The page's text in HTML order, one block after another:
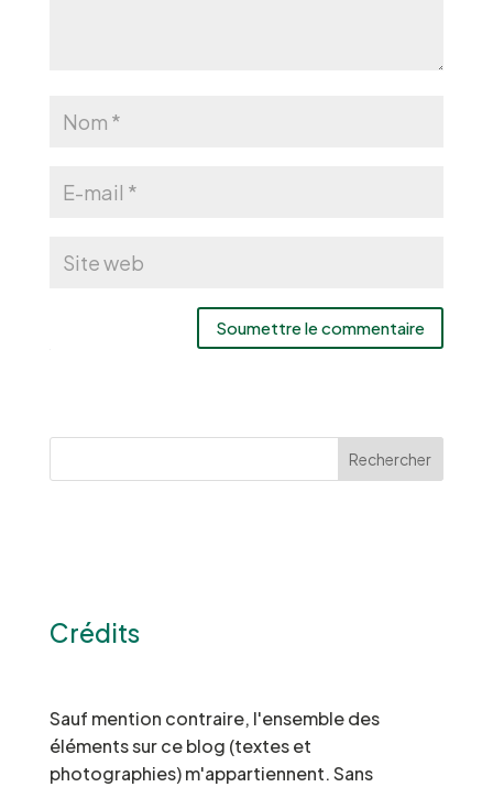
Soumettre le commentaire
Rechercher
Crédits
Sauf mention contraire, l'ensemble des
éléments sur ce blog (textes et
photographies) m'appartiennent. Sans